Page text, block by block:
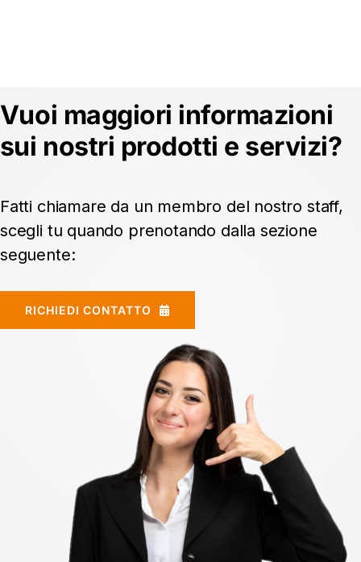
Vuoi maggiori informazioni
sui nostri prodotti e servizi?
Fatti chiamare da un membro del nostro staff,
scegli tu quando prenotando dalla sezione
seguente:
RICHIEDI CONTATTO